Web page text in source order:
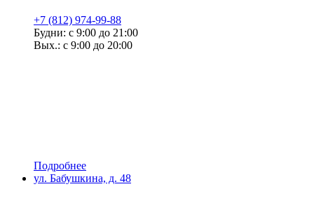
+7 (812) 974-99-88
Будни: с 9:00 до 21:00
Вых.: с 9:00 до 20:00
Подробнее
ул. Бабушкина, д. 48